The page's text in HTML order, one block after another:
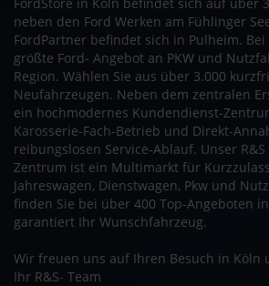
neben den Ford Werken am Fühlinger
FordPartner befindet sich in Pulheim.
größte Ford- Angebot an PKW und
Region. Wählen Sie aus über 3.000
Neufahrzeugen. Neben dem zentralen
ein hochmodernes Kundendienst-
Karosserie-Fach-Betrieb und Direkt-
reibungslosen Service-Ablauf. Unser
Zentrum ist ein Multimarkt für
Jahreswagen, Dienstwagen, Pkw und
finden Sie bei über 400 Top-Angeboten
garantiert Ihr Wunschfahrzeug.
Wir freuen uns auf Ihren Besuch in Köln
Ihr R&S- Team